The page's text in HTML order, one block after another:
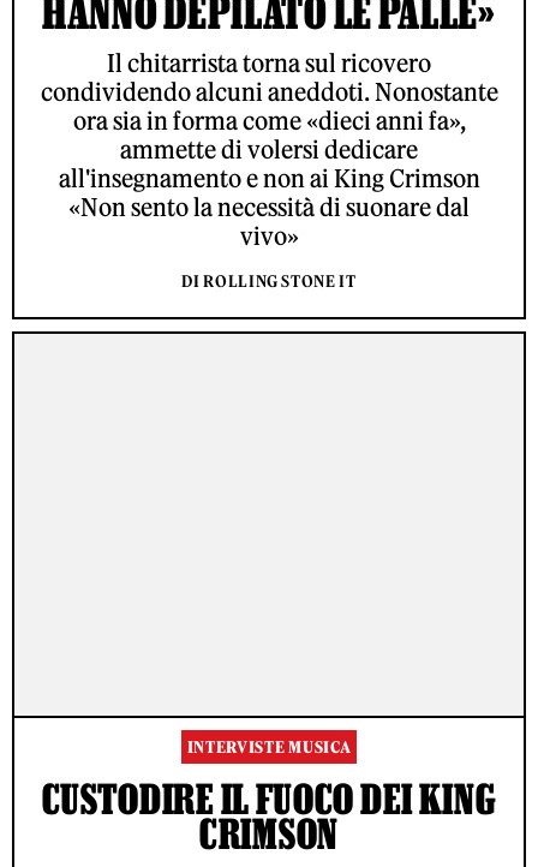
HANNO DEPILATO LE PALLE»
Il chitarrista torna sul ricovero
condividendo alcuni aneddoti. Nonostante
ora sia in forma come «dieci anni fa»,
ammette di volersi dedicare
all'insegnamento e non ai King Crimson
«Non sento la necessità di suonare dal
vivo»
DI ROLLING STONE IT
INTERVISTE MUSICA
CUSTODIRE IL FUOCO DEI KING
CRIMSON